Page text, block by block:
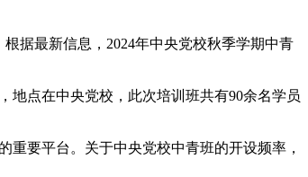
据最新信息，2024年中央党校秋季学期中青
地点在中央党校，此次培训班共有90余名学员
要平台。关于中央党校中青班的开设频率，